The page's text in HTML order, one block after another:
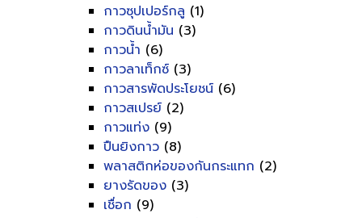
กาวซุปเปอร์กลู (1)
กาวดินน้ำมัน (3)
กาวน้ำ (6)
กาวลาเท็กซ์ (3)
กาวสารพัดประโยชน์ (6)
กาวสเปรย์ (2)
กาวแท่ง (9)
ปืนยิงกาว (8)
พลาสติกห่อของกันกระแทก (2)
ยางรัดของ (3)
เชื่อก (9)